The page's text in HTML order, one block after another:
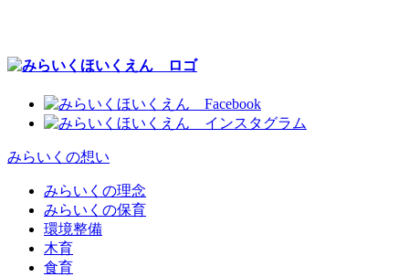
みらいくの想い
みらいくの理念
みらいくの保育
環境整備
木育
食育